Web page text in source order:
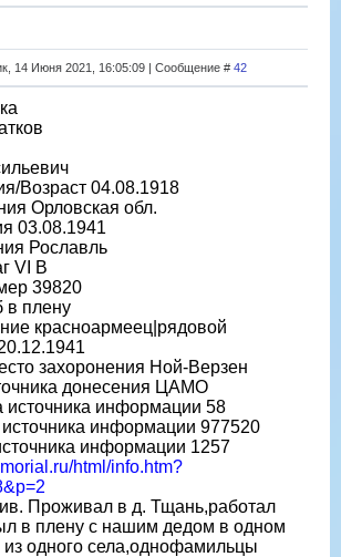
14 Июня 2021, 16:05:09 | Сообщение # 42
Возраст 04.08.1918
Орловская обл.
03.08.1941
Рославль
VI B
39820
в плену
красноармеец|рядовой
захоронения Ной-Верзен
донесения ЦАМО
информации 58
информации 977520
информации 1257
html/info.htm?
Проживал в д. Тщань,работал
в плену с нашим дедом в одном
одного села,однофамильцы